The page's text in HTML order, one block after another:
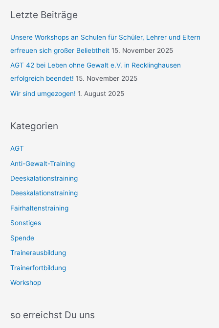
Letzte Beiträge
Unsere Workshops an Schulen für Schüler, Lehrer und Eltern
erfreuen sich großer Beliebtheit 15. November 2025
AGT 42 bei Leben ohne Gewalt e.V. in Recklinghausen
erfolgreich beendet! 15. November 2025
Wir sind umgezogen! 1. August 2025
Kategorien
AGT
Anti-Gewalt-Training
Deeskalationstraining
Deeskalationstraining
Fairhaltenstraining
Sonstiges
Spende
Trainerausbildung
Trainerfortbildung
Workshop
so erreichst Du uns